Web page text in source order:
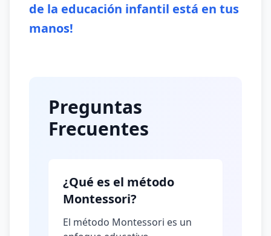
de la educación infantil está en tus
manos!
Preguntas
Frecuentes
¿Qué es el método
Montessori?
El método Montessori es un